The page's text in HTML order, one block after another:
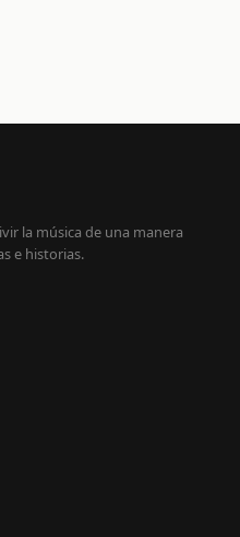
la música de una manera
e historias.